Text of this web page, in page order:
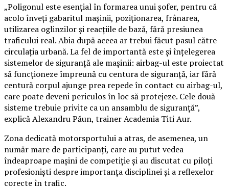
„Poligonul este esențial în formarea unui șofer, pentru că
acolo înveți gabaritul mașinii, poziționarea, frânarea,
utilizarea oglinzilor și reacțiile de bază, fără presiunea
traficului real. Abia după aceea ar trebui făcut pasul către
circulația urbană. La fel de importantă este și înțelegerea
sistemelor de siguranță ale mașinii: airbag-ul este proiectat
să funcționeze împreună cu centura de siguranță, iar fără
centură corpul ajunge prea repede în contact cu airbag-ul,
care poate deveni periculos în loc să protejeze. Cele două
sisteme trebuie privite ca un ansamblu de siguranță”,
explică Alexandru Păun, trainer Academia Titi Aur.
Zona dedicată motorsportului a atras, de asemenea, un
număr mare de participanți, care au putut vedea
îndeaproape mașini de competiție și au discutat cu piloți
profesioniști despre importanța disciplinei și a reflexelor
corecte în trafic.